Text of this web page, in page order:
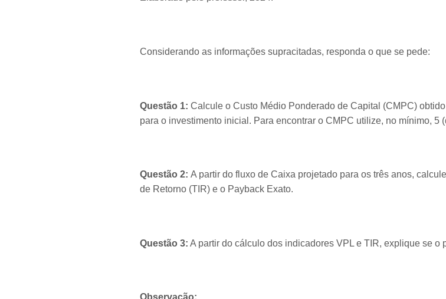
Considerando as informações supracitadas, responda o que se pede:
Questão 1: Calcule o Custo Médio Ponderado de Capital (CMPC)
para o investimento inicial. Para encontrar o CMPC utilize, no mínimo, 5
Questão 2: A partir do fluxo de Caixa projetado para os três anos,
de Retorno (TIR) e o Payback Exato.
Questão 3: A partir do cálculo dos indicadores VPL e TIR, explique se